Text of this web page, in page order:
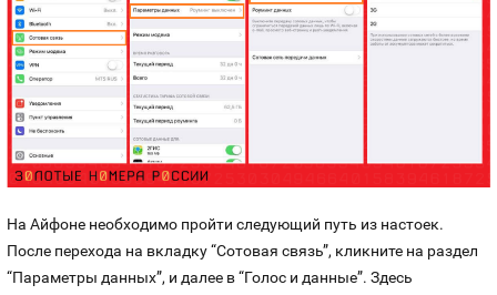
На Айфоне необходимо пройти следующий путь из настоек.
После перехода на вкладку “Сотовая связь”, кликните на раздел
“Параметры данных”, и далее в “Голос и данные”. Здесь